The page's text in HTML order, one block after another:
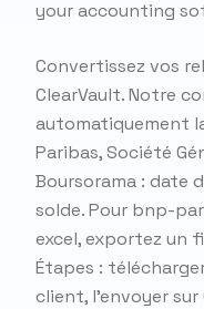
your accounting
Convertissez vos
ClearVault. Notre
automatiquement
Paribas, Société
Boursorama : date
solde. Pour bnp-
excel, exportez un
Étapes :
client, l'envoyer sur